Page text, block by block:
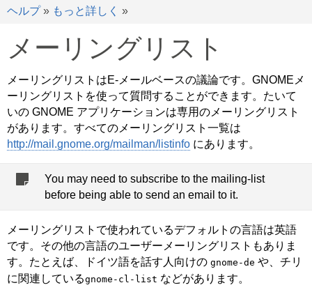
ヘルプ» もっと詳しく »
メーリングリスト
メーリングリストはE-メールベースの議論です。GNOMEメ
ーリングリストを使って質問することができます。たいて
いの GNOME アプリケーションは専用のメーリングリスト
があります。すべてのメーリングリスト一覧は
http://mail.gnome.org/mailman/listinfo にあります。
You may need to subscribe to the mailing-list
before being able to send an email to it.
メーリングリストで使われているデフォルトの言語は英語
です。その他の言語のユーザーメーリングリストもありま
す。たとえば、ドイツ語を話す人向けの gnome-de や、チリ
に関連しているgnome-cl-list などがあります。